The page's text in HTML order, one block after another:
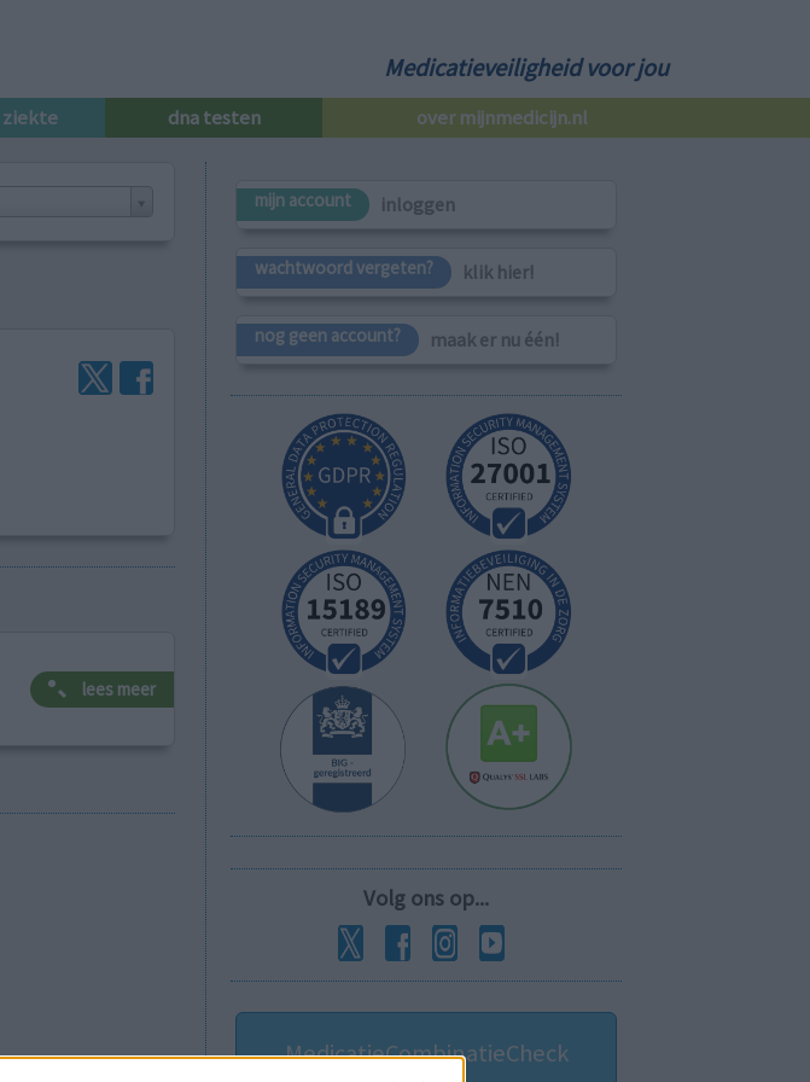
Medicatieveiligheid voor jou
ziekte dna testen over mijnmedicijn.nl
lees meer
mijn account inloggen
wachtwoord vergeten? klik hier!
nog geen account? maak er nu één!
Volg ons op...
MedicatieCombinatieCheck